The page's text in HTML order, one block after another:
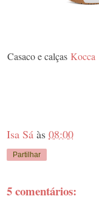
Casaco e calças Kocca
Isa Sá às 08:00
Partilhar
5 comentários: